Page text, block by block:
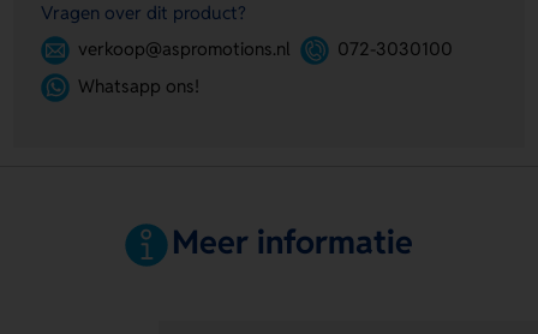
Vragen over dit product?
verkoop@aspromotions.nl
072-3030100
Whatsapp ons!
Meer informatie